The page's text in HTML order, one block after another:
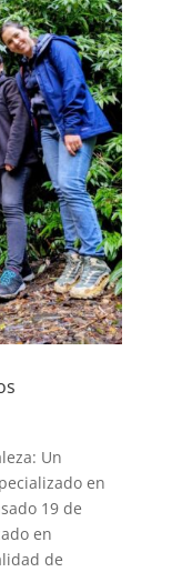
Un
en
19 de
en
de